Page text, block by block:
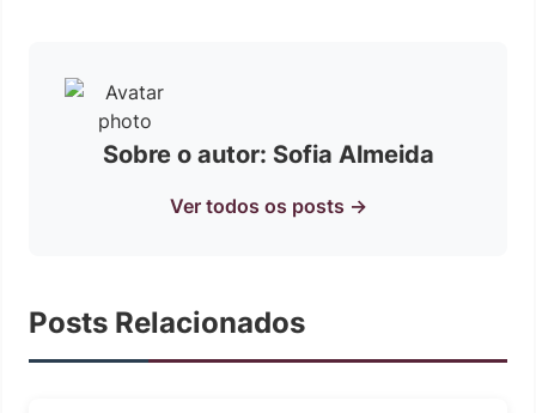
Sobre o autor: Sofia Almeida
Ver todos os posts →
Posts Relacionados